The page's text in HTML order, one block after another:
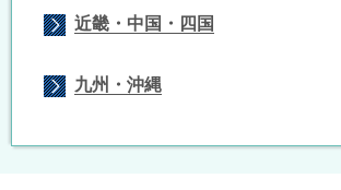
近畿・中国・四国
九州・沖縄